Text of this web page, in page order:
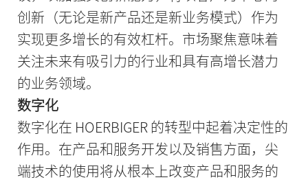
创新（无论是新产品还是新业务模式）作为
实现更多增长的有效杠杆。市场聚焦意味着
关注未来有吸引力的行业和具有高增长潜力
的业务领域。
数字化
数字化在 HOERBIGER 的转型中起着决定性的
作用。在产品和服务开发以及销售方面，尖
端技术的使用将从根本上改变产品和服务的